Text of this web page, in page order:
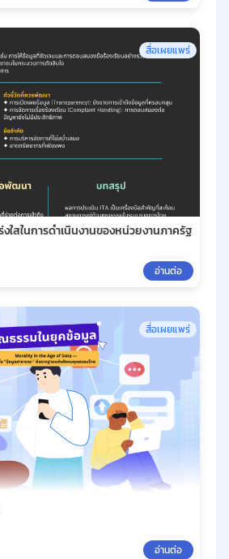
สื่อเผยแพร่
ใสในการดำเนินงานของหน่วยงานภาครัฐ
อ่านต่อ
สื่อเผยแพร่
อ่านต่อ